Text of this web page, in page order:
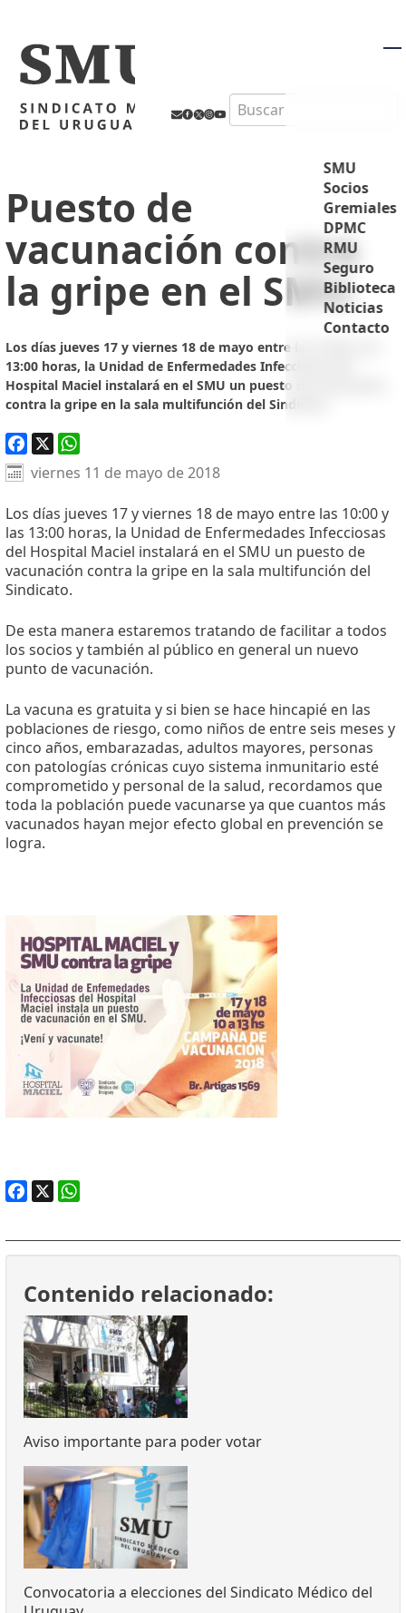
Search
SMU
Socios
Gremiales
DPMC
RMU
Seguro
Biblioteca
Noticias
Contacto
Puesto de
vacunación contra
la gripe en el SMU.
Los días jueves 17 y viernes 18 de mayo entre las 10:00 y las
13:00 horas, la Unidad de Enfermedades Infecciosas del
Hospital Maciel instalará en el SMU un puesto de vacunación
contra la gripe en la sala multifunción del Sindicato.
Facebook
X WhatsApp
viernes 11 de mayo de 2018
Los días jueves 17 y viernes 18 de mayo entre las 10:00 y
las 13:00 horas, la Unidad de Enfermedades Infecciosas
del Hospital Maciel instalará en el SMU un puesto de
vacunación contra la gripe en la sala multifunción del
Sindicato.
De esta manera estaremos tratando de facilitar a todos
los socios y también al público en general un nuevo
punto de vacunación.
La vacuna es gratuita y si bien se hace hincapié en las
poblaciones de riesgo, como niños de entre seis meses y
cinco años, embarazadas, adultos mayores, personas
con patologías crónicas cuyo sistema inmunitario esté
comprometido y personal de la salud, recordamos que
toda la población puede vacunarse ya que cuantos más
vacunados hayan mejor efecto global en prevención se
logra.
Contenido relacionado:
Aviso importante para poder votar
Convocatoria a elecciones del Sindicato Médico del